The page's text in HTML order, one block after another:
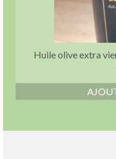
Huile olive extra